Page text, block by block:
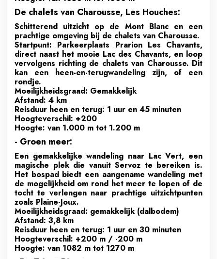
De chalets van Charousse, Les Houches:
Schitterend uitzicht op de Mont Blanc en een
prachtige omgeving bij de chalets van Charousse.
Startpunt: Parkeerplaats Prarion Les Chavants,
direct naast het mooie Lac des Chavants, en loop
vervolgens richting de chalets van Charousse. Dit
kan een heen-en-terugwandeling zijn, of een
rondje.
Moeilijkheidsgraad: Gemakkelijk
Afstand: 4 km
Reisduur heen en terug: 1 uur en 45 minuten
Hoogteverschil: +200
Hoogte: van 1.000 m tot 1.200 m
- Groen meer:
Een gemakkelijke wandeling naar Lac Vert, een
magische plek die vanuit Servoz te bereiken is.
Het bospad biedt een aangename wandeling met
de mogelijkheid om rond het meer te lopen of de
tocht te verlengen naar prachtige uitzichtpunten
zoals Plaine-Joux.
Moeilijkheidsgraad: gemakkelijk (dalbodem)
Afstand: 3,8 km
Reisduur heen en terug: 1 uur en 30 minuten
Hoogteverschil: +200 m / -200 m
Hoogte: van 1082 m tot 1270 m